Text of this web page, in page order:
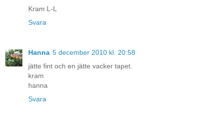
Kram L-L
Svara
Hanna 5 december 2010 kl. 20:58
jätte fint och en jätte vacker tapet.
kram
hanna
Svara